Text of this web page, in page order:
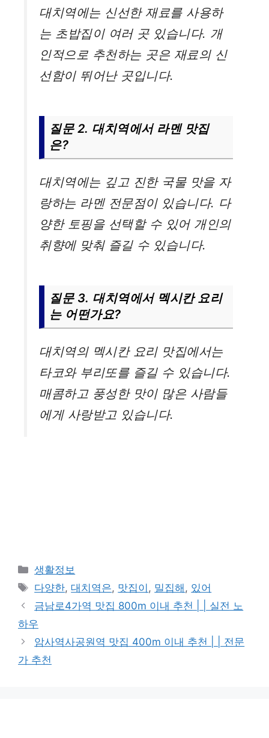
대치역에는 신선한 재료를 사용하
는 초밥집이 여러 곳 있습니다. 개
인적으로 추천하는 곳은 재료의 신
선함이 뛰어난 곳입니다.
질문 2. 대치역에서 라멘 맛집
은?
대치역에는 깊고 진한 국물 맛을 자
랑하는 라멘 전문점이 있습니다. 다
양한 토핑을 선택할 수 있어 개인의
취향에 맞춰 즐길 수 있습니다.
질문 3. 대치역에서 멕시칸 요리
는 어떤가요?
대치역의 멕시칸 요리 맛집에서는
타코와 부리또를 즐길 수 있습니다.
매콤하고 풍성한 맛이 많은 사람들
에게 사랑받고 있습니다.
카
테
고
리
생활정보
태
그
다양한,대치역은, 맛집이 , 밀집해 , 있어
금남로4가역 맛집 800m 이내 추천 | | 실전 노
하우
암사역사공원역 맛집 400m 이내 추천 | | 전문
가 추천